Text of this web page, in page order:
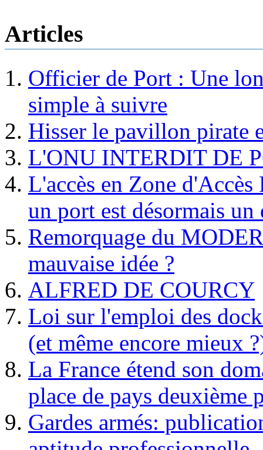
Articles
Officier de Port : Une
simple à suivre
Hisser le pavillon pirate
L'ONU INTERDIT DE
L'accès en Zone
un port est désormais un
Remorquage du
mauvaise idée ?
ALFRED DE COURCY
Loi sur l'emploi des
(et même encore mieux
La France étend son
place de pays deuxième
Gardes armés: